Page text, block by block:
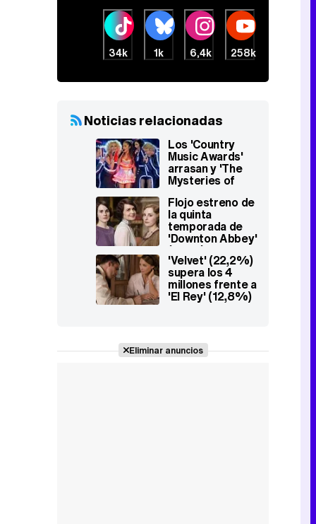
34k 1k 6,4k 258k
Noticias relacionadas
Los 'Country
Music Awards'
arrasan y 'The
Mysteries of
Laura' y 'Arrow'
se mantienen
Flojo estreno de
la quinta
temporada de
'Downton Abbey'
(1,9%) en el
prime time de
Nova
'Velvet' (22,2%)
supera los 4
millones frente a
'El Rey' (12,8%)
y 'Adán y Eva'
Eliminar anuncios